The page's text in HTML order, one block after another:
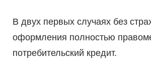
В двух первых случаях без
оформления полностью
потребительский кредит.